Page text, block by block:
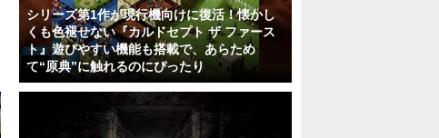
シリーズ第1作が現行機向けに復活！懐かし
くも色褪せない『カルドセプト ザ ファース
ト』遊びやすい機能も搭載で、あらため
て“原典”に触れるのにぴったり